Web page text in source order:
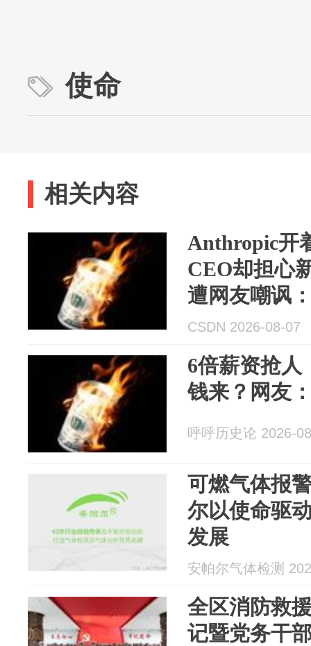
使命
相关内容
Anthropic开
CEO却担心
遭网友嘲讽
CSDN 2026-08-07
6倍薪资抢人
钱来？网友
呼呼历史论 2026-
可燃气体报
尔以使命驱
发展
安帕尔气体检测
全区消防救
记暨党务干